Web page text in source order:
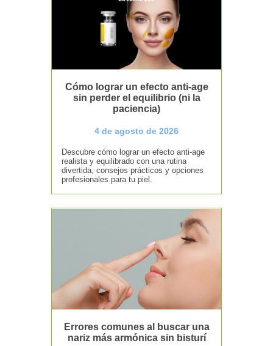
Cómo lograr un efecto anti-age
sin perder el equilibrio (ni la
paciencia)
4 de agosto de 2026
Descubre cómo lograr un efecto anti-age
realista y equilibrado con una rutina
divertida, consejos prácticos y opciones
profesionales para tu piel.
Errores comunes al buscar una
nariz más armónica sin bisturí